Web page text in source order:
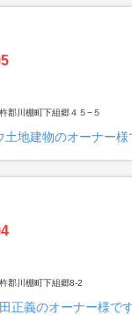
郡川棚町下組郷４５−５
土地建物のオーナー様
郡川棚町下組郷8-2
正義のオーナー様で